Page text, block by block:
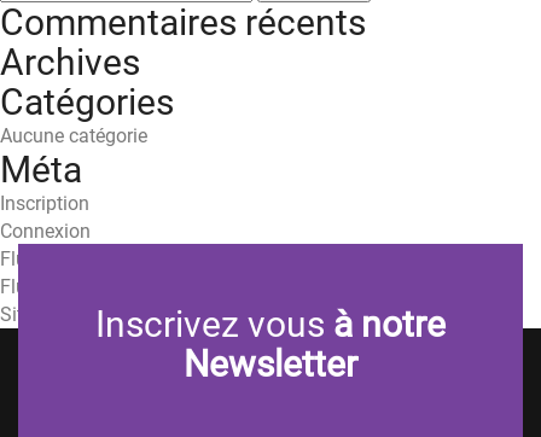
Commentaires récents
Archives
Catégories
Aucune catégorie
Méta
Inscription
Connexion
Flux des publications
Flux des commentaires
Site de WordPress-FRInscrivez vous à notre
Newsletter